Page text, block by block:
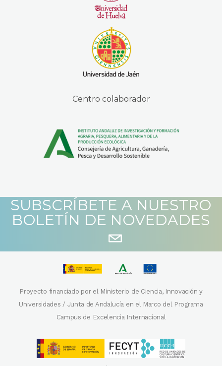
Centro colaborador
SUBSCRÍBETE A NUESTRO
BOLETÍN DE NOVEDADES
Proyecto financiado por el Ministerio de Ciencia, Innovación y
Universidades / Junta de Andalucía en el Marco del Programa
Campus de Excelencia Internacional